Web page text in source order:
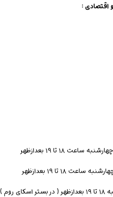
اقتصادی :
ساعت ۱۸ تا ۱۹ بعدازظهر
ساعت ۱۸ تا ۱۹ بعدازظهر
)